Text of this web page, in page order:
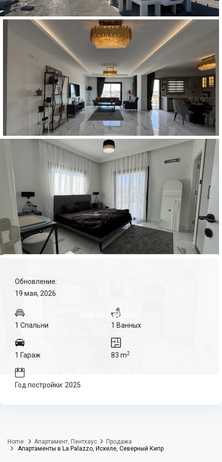
See all 8 photos
Обновление:
19 мая, 2026
1 Спальни 1 Ванных
1 Гараж 83 m2
Год постройки: 2025
Home Апартамент, Пентхаус
Продажа
Апартаменты в La Palazzo, Искеле, Северный Кипр